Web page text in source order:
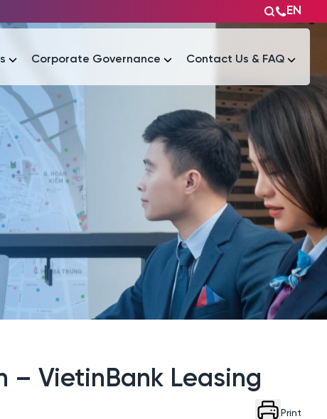
EN
Corporate Governance Contact Us & FAQ
Tài liệu
– VietinBank Leasing
Print